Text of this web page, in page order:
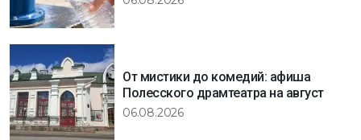
От мистики до комедий: афиша
Полесского драмтеатра на август
06.08.2026